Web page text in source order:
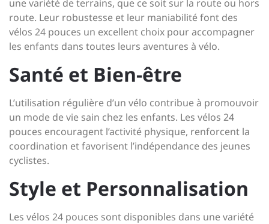
une variété de terrains, que ce soit sur la route ou hors
route. Leur robustesse et leur maniabilité font des
vélos 24 pouces un excellent choix pour accompagner
les enfants dans toutes leurs aventures à vélo.
Santé et Bien-être
L’utilisation régulière d’un vélo contribue à promouvoir
un mode de vie sain chez les enfants. Les vélos 24
pouces encouragent l’activité physique, renforcent la
coordination et favorisent l’indépendance des jeunes
cyclistes.
Style et Personnalisation
Les vélos 24 pouces sont disponibles dans une variété